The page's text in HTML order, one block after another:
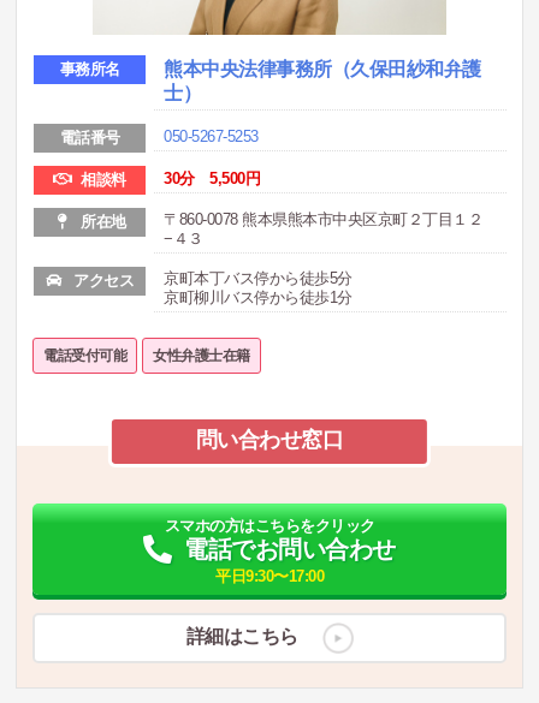
事務所名
熊本中央法律事務所（久保田紗和弁護
士）
電話番号 050-5267-5253
相談料 30分 5,500円
所在地
〒860-0078 熊本県熊本市中央区京町２丁目１２
−４３
アクセス
京町本丁バス停から徒歩5分
京町柳川バス停から徒歩1分
電話受付可能 女性弁護士在籍
問い合わせ窓口
スマホの方はこちらをクリック
電話でお問い合わせ
平日9:30〜17:00
詳細はこちら